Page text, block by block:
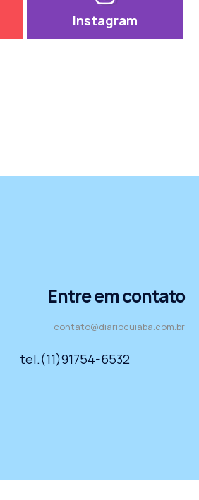
Instagram
Entre em contato
contato@diariocuiaba.com.br
tel.(11)91754-6532